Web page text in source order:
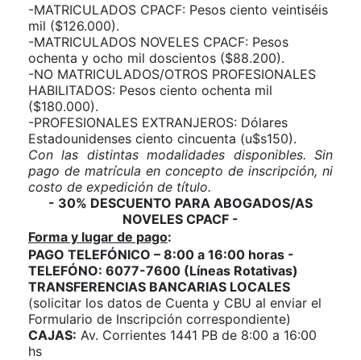
-MATRICULADOS CPACF: Pesos ciento veintiséis
mil ($126.000).
-MATRICULADOS NOVELES CPACF: Pesos
ochenta y ocho mil doscientos ($88.200).
-NO MATRICULADOS/OTROS PROFESIONALES
HABILITADOS: Pesos ciento ochenta mil
($180.000).
-PROFESIONALES EXTRANJEROS: Dólares
Estadounidenses ciento cincuenta (u$s150).
Con las distintas modalidades disponibles. Sin
pago de matrícula en concepto de inscripción, ni
costo de expedición de título.
- 30% DESCUENTO PARA ABOGADOS/AS
NOVELES CPACF -
Forma y lugar de pago:
PAGO TELEFÓNICO – 8:00 a 16:00 horas -
TELEFÓNO: 6077-7600 (Líneas Rotativas)
TRANSFERENCIAS BANCARIAS LOCALES
(solicitar los datos de Cuenta y CBU al enviar el
Formulario de Inscripción correspondiente)
CAJAS: Av. Corrientes 1441 PB de 8:00 a 16:00
hs